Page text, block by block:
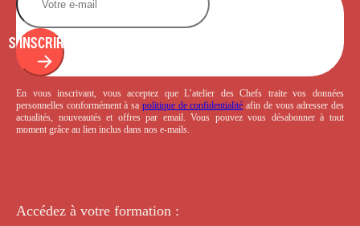
S'INSCRIRE
En vous inscrivant, vous acceptez que L’atelier des Chefs traite vos données
personnelles conformément à sa politique de confidentialité afin de vous adresser des
actualités, nouveautés et offres par email. Vous pouvez vous désabonner à tout
moment grâce au lien inclus dans nos e-mails.
Accédez à votre formation :